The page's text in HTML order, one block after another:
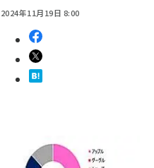
2024年11月19日 8:00